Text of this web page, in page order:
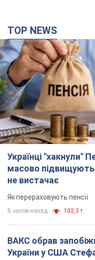
TOP NEWS
Українці "хакнули"
масово підвищують
не вистачає
Як перераховують пенсії
5 часов назад 102,3 т.
ВАКС обрав запобіжний захід експосолці
України у США Стефанішиній: що відомо про